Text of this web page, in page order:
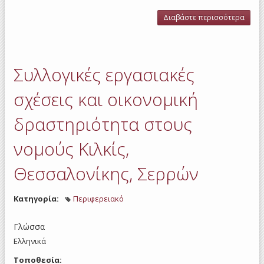
Διαβάστε περισσότερα
Συλλογικές εργασιακές
σχέσεις και οικονομική
δραστηριότητα στους
νομούς Κιλκίς,
Θεσσαλονίκης, Σερρών
Κατηγορία: Περιφερειακό
Γλώσσα
Ελληνικά
Τοποθεσία: